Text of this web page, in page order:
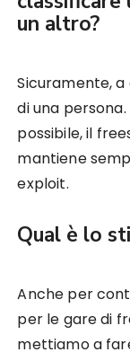
un altro?
Sicuramente,
di una
possibile, il
mantiene
exploit.
Qual è lo
Anche per
per le gare di
mettiamo a